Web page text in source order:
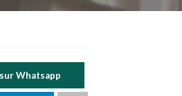
Whatsapp